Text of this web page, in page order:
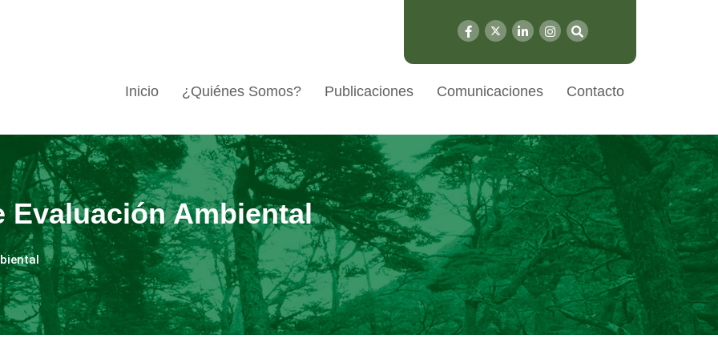
Inicio ¿Quiénes Somos? Publicaciones Comunicaciones Contacto
Evaluación Ambiental